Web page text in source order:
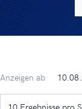
Anzeigen ab